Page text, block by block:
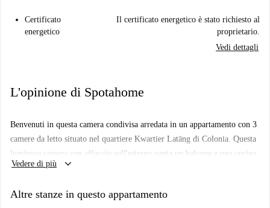
Certificato
energetico
Il certificato energetico è stato richiesto al
proprietario.
Vedi dettagli
L'opinione di Spotahome
Benvenuti in questa camera condivisa arredata in un appartamento con 3
camere da letto situato nel quartiere Kwartier Latäng di Colonia. Questa
luminosa camera con affaccio sull'esterno vanta un balcone e una cucina
attrezzata, il che la rende una scelta ideale per professionisti o studenti.
elettricità, acqua, gas, Wi-Fi e riscaldamento, sono incluse, garantendo
Vedere di più keyboard_arrow_down
Altre stanze in questo appartamento